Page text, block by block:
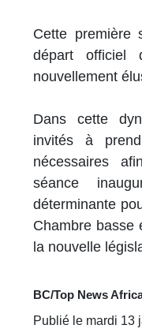
Cette première
départ officiel
nouvellement
Dans cette
invités à
nécessaires
séance
déterminante
Chambre basse
la nouvelle
BC/Top News
Publié le mardi 13